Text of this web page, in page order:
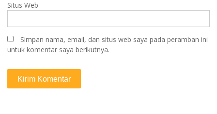
Situs Web
Simpan nama, email, dan situs web saya pada peramban ini
untuk komentar saya berikutnya.